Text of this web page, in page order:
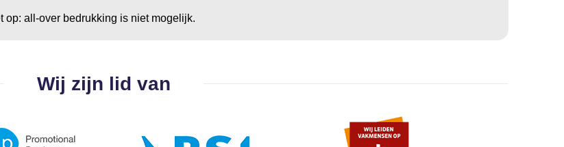
op: all-over bedrukking is niet mogelijk.
Wij zijn lid van